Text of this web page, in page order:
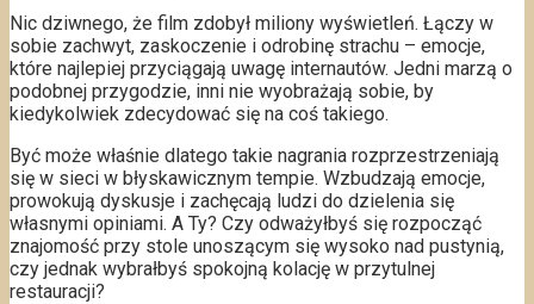
Nic dziwnego, że film zdobył miliony wyświetleń. Łączy w
sobie zachwyt, zaskoczenie i odrobinę strachu – emocje,
które najlepiej przyciągają uwagę internautów. Jedni marzą o
podobnej przygodzie, inni nie wyobrażają sobie, by
kiedykolwiek zdecydować się na coś takiego.
Być może właśnie dlatego takie nagrania rozprzestrzeniają
się w sieci w błyskawicznym tempie. Wzbudzają emocje,
prowokują dyskusje i zachęcają ludzi do dzielenia się
własnymi opiniami. A Ty? Czy odważyłbyś się rozpocząć
znajomość przy stole unoszącym się wysoko nad pustynią,
czy jednak wybrałbyś spokojną kolację w przytulnej
restauracji?